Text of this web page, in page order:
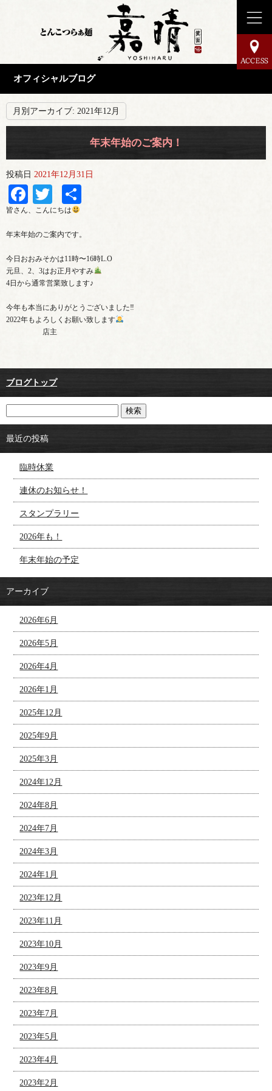
オフィシャルブログ
月別アーカイブ: 2021年12月
年末年始のご案内！
投稿日 2021年12月31日
Facebook
Twitter
皆さん、こんにちは
年末年始のご案内です。
今日おおみそかは11時〜16時L.O
元旦、2、3はお正月やすみ
4日から通常営業致します♪
今年も本当にありがとうございました‼︎
2022年もよろしくお願い致します
店主
ブログトップ
最近の投稿
臨時休業
連休のお知らせ！
スタンプラリー
2026年も！
年末年始の予定
アーカイブ
2026年6月
2026年5月
2026年4月
2026年1月
2025年12月
2025年9月
2025年3月
2024年12月
2024年8月
2024年7月
2024年3月
2024年1月
2023年12月
2023年11月
2023年10月
2023年9月
2023年8月
2023年7月
2023年5月
2023年4月
2023年2月